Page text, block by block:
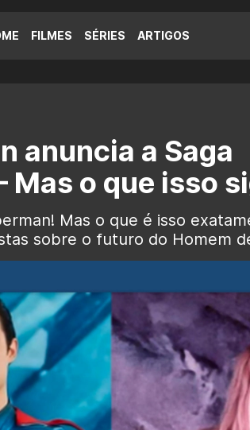
FILMES SÉRIES ARTIGOS
anuncia a Saga
Mas o que isso
Mas o que é isso
sobre o futuro do Homem